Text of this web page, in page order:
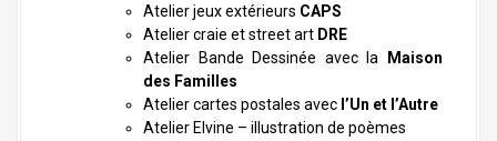
Atelier jeux extérieurs CAPS
Atelier craie et street art DRE
Atelier Bande Dessinée avec la
Maison
des Familles
Atelier cartes postales avec l’Un et l’Autre
Atelier Elvine – illustration de poèmes